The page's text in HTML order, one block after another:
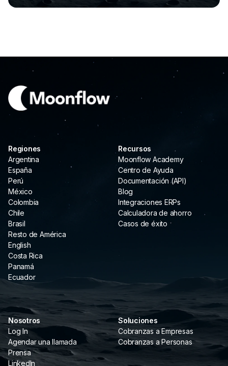
Soluciones
Cobranzas a Empresas
Cobranzas a Personas
Regiones
Argentina
España
Perú
México
Colombia
Chile
Brasil
Resto de América
English
Costa Rica
Panamá
Ecuador
Recursos
Moonflow Academy
Centro de Ayuda
Documentación (API)
Blog
Integraciones ERPs
Calculadora de ahorro
Casos de éxito
Nosotros
Log In
Agendar una llamada
Prensa
LinkedIn